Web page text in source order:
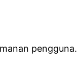
pengguna.